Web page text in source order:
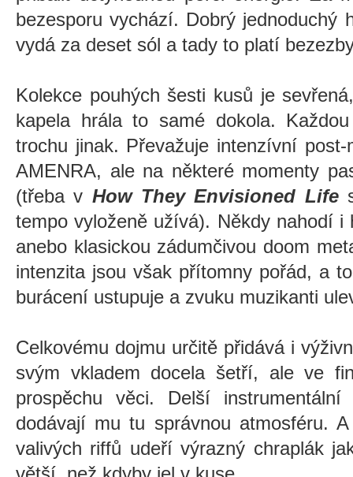
bezesporu vychází. Dobrý jednoduchý
vydá za deset sól a tady to platí
Kolekce pouhých šesti kusů je
kapela hrála to samé dokola.
trochu jinak. Převažuje intenzívní
AMENRA, ale na některé momenty
(třeba v How They Envisioned Life
tempo vyloženě užívá). Někdy nahodí i
anebo klasickou zádumčivou doom
intenzita jsou však přítomny pořád, a
burácení ustupuje a zvuku muzikanti
Celkovému dojmu určitě přidává i
svým vkladem docela šetří, ale ve
prospěchu věci. Delší
dodávají mu tu správnou atmosféru.
valivých riffů udeří výrazný chraplák